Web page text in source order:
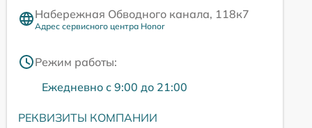
Набережная Обводного канала, 118к7
Адрес сервисного центра Honor
Режим работы:
Ежедневно с 9:00 до 21:00
РЕКВИЗИТЫ КОМПАНИИ